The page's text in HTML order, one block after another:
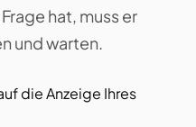
hat, muss er
und warten.
die Anzeige Ihres